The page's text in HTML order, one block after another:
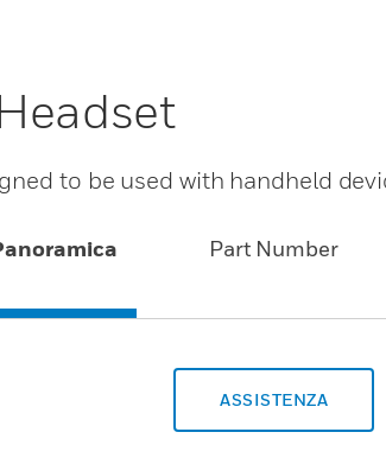
to be used with handheld
Part Number
ASSISTENZA